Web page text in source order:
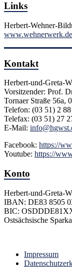
Links
Herbert-Wehner-
www.wehnerwerk.de
Kontakt
Herbert-und-Greta-
Vorsitzender: Prof.
Tornaer Straße 56a,
Telefon: (03 51) 2
Telefax: (03 51) 27
E-Mail:
Facebook: https://
Youtube: https://
Konto
Herbert-und-Greta-
IBAN: DE83 8505
BIC:
Ostsächsische
Impressum